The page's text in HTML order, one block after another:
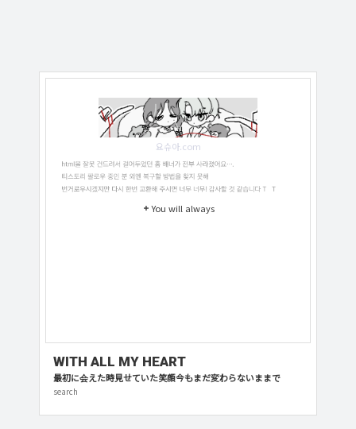
요슈아.com
You will always
WITH ALL MY HEART
最初に会えた時見せていた笑顔今もまだ変わらないままで